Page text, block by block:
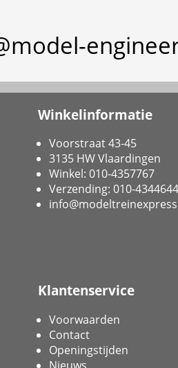
Winkelinformatie
Voorstraat 43-45
3135 HW Vlaardingen
Winkel: 010-4357767
Verzending: 010-4344644
Klantenservice
Voorwaarden
Contact
Openingstijden